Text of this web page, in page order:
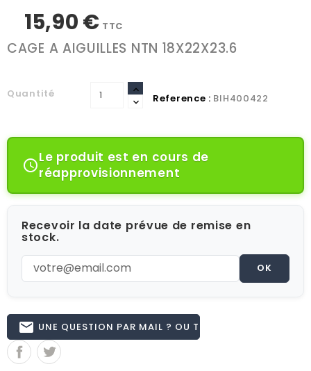
15,90 € TTC
CAGE A AIGUILLES NTN 18X22X23.6
Quantité Reference : BIH400422
Le produit est en cours de
réapprovisionnement
Recevoir la date prévue de remise en
stock.
OK
email UNE QUESTION PAR MAIL ? OU TÉL 02.51.62.16.59